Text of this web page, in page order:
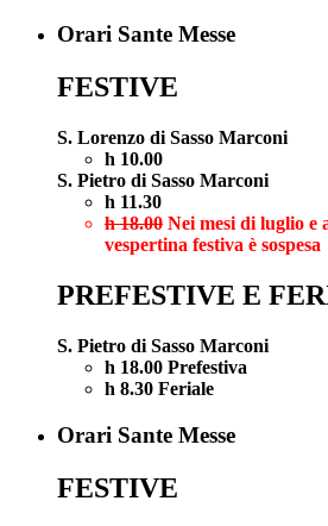
Orari Sante Messe
FESTIVE
S. Lorenzo di Sasso Marconi
h 10.00
S. Pietro di Sasso Marconi
h 11.30
h 18.00 Nei mesi di luglio e
vespertina festiva è sospesa
PREFESTIVE E
S. Pietro di Sasso Marconi
h 18.00 Prefestiva
h 8.30 Feriale
Orari Sante Messe
FESTIVE